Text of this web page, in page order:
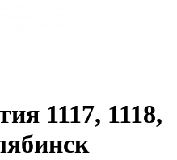
1117, 1118,